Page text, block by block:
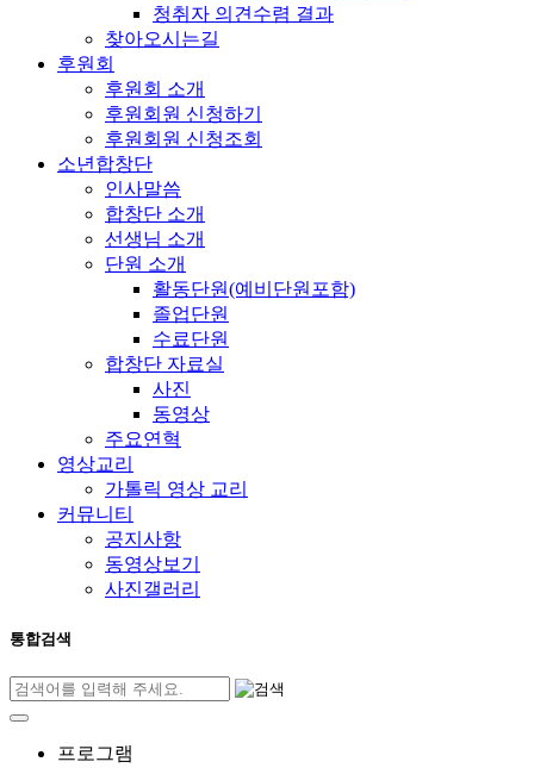
청취자 의견수렴 결과
찾아오시는길
후원회
후원회 소개
후원회원 신청하기
후원회원 신청조회
소년합창단
인사말씀
합창단 소개
선생님 소개
단원 소개
활동단원(예비단원포함)
졸업단원
수료단원
합창단 자료실
사진
동영상
주요연혁
영상교리
가톨릭 영상 교리
커뮤니티
공지사항
동영상보기
사진갤러리
통합검색
프로그램